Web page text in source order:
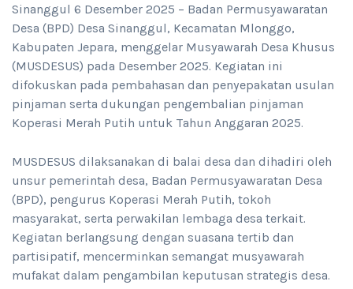
Sinanggul 6 Desember 2025 – Badan Permusyawaratan
Desa (BPD) Desa Sinanggul, Kecamatan Mlonggo,
Kabupaten Jepara, menggelar Musyawarah Desa Khusus
(MUSDESUS) pada Desember 2025. Kegiatan ini
difokuskan pada pembahasan dan penyepakatan usulan
pinjaman serta dukungan pengembalian pinjaman
Koperasi Merah Putih untuk Tahun Anggaran 2025.
MUSDESUS dilaksanakan di balai desa dan dihadiri oleh
unsur pemerintah desa, Badan Permusyawaratan Desa
(BPD), pengurus Koperasi Merah Putih, tokoh
masyarakat, serta perwakilan lembaga desa terkait.
Kegiatan berlangsung dengan suasana tertib dan
partisipatif, mencerminkan semangat musyawarah
mufakat dalam pengambilan keputusan strategis desa.